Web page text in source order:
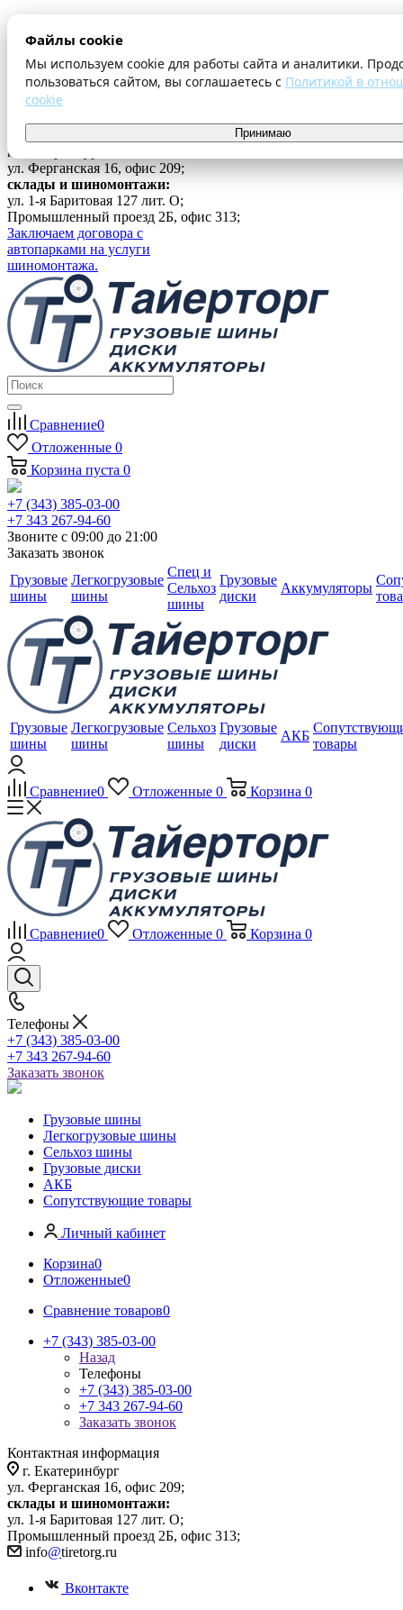
Файлы cookie
Мы используем cookie для работы сайта и аналитики.
пользоваться сайтом, вы соглашаетесь с Политикой в
cookie
Принимаю
Оплата и доставка
Шиномонтаж
Контакты
...
г. Екатеринбург
ул. Ферганская 16, офис 209;
склады и шиномонтажи:
ул. 1-я Баритовая 127 лит. О;
Промышленный проезд 2Б, офис 313;
Заключаем договора с
автопарками на услуги
шиномонтажа.
Сравнение0
Отложенные 0
Корзина пуста 0
+7 (343) 385-03-00
+7 343 267-94-60
Звоните с 09:00 до 21:00
Заказать звонок
Грузовые
шины
Легкогрузовые
шины
Спец и
Сельхоз
шины
Грузовые
диски
Аккумуляторы
Грузовые
шины
Легкогрузовые
шины
Сельхоз
шины
Грузовые
диски
АКБ
товары
Сравнение0 Отложенные 0 Корзина 0
Сравнение0 Отложенные 0 Корзина 0
Телефоны
+7 (343) 385-03-00
+7 343 267-94-60
Заказать звонок
Грузовые шины
Легкогрузовые шины
Сельхоз шины
Грузовые диски
АКБ
Сопутствующие товары
Личный кабинет
Корзина0
Отложенные0
Сравнение товаров0
+7 (343) 385-03-00
Назад
Телефоны
+7 (343) 385-03-00
+7 343 267-94-60
Заказать звонок
Контактная информация
г. Екатеринбург
ул. Ферганская 16, офис 209;
склады и шиномонтажи:
ул. 1-я Баритовая 127 лит. О;
Промышленный проезд 2Б, офис 313;
info@tiretorg.ru
Вконтакте